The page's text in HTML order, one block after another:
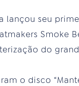
lançou seu
Smoke
do
o disco